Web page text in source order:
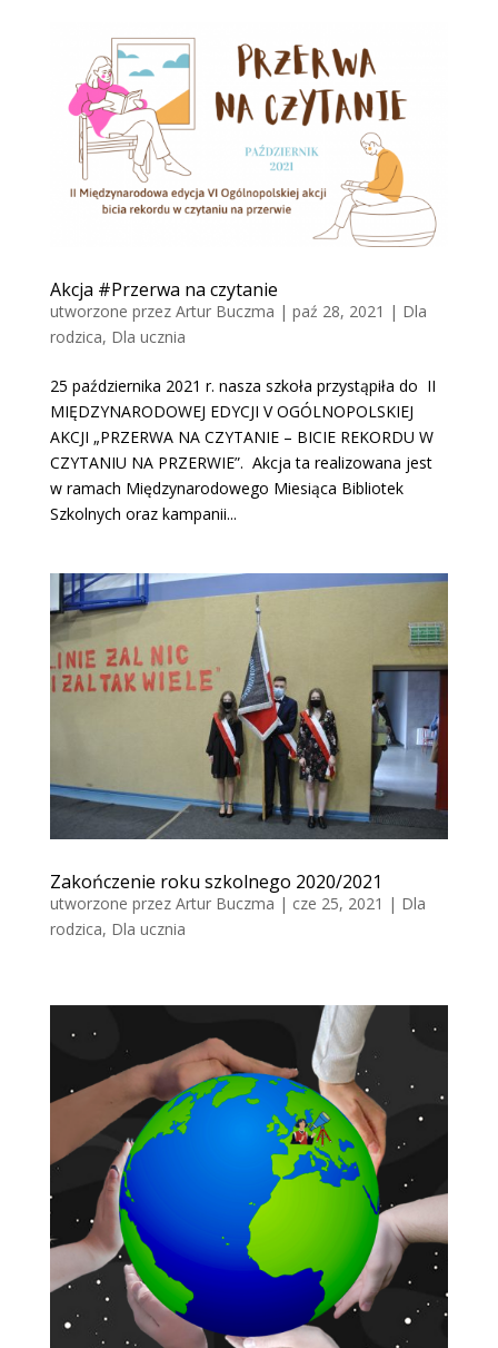
Akcja #Przerwa na czytanie
utworzone przez Artur Buczma | paź 28, 2021 | Dla
rodzica, Dla ucznia
25 października 2021 r. nasza szkoła przystąpiła do II
MIĘDZYNARODOWEJ EDYCJI V OGÓLNOPOLSKIEJ
AKCJI „PRZERWA NA CZYTANIE – BICIE REKORDU W
CZYTANIU NA PRZERWIE”. Akcja ta realizowana jest
w ramach Międzynarodowego Miesiąca Bibliotek
Szkolnych oraz kampanii...
Zakończenie roku szkolnego 2020/2021
utworzone przez Artur Buczma | cze 25, 2021 | Dla
rodzica, Dla ucznia